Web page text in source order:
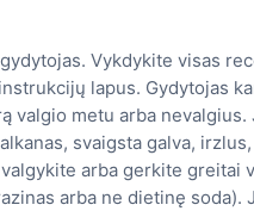
Vykdykite visas
lapus. Gydytojas
valgio metu arba
svaigsta galva,
arba gerkite greitai
arba ne dietinę soda).